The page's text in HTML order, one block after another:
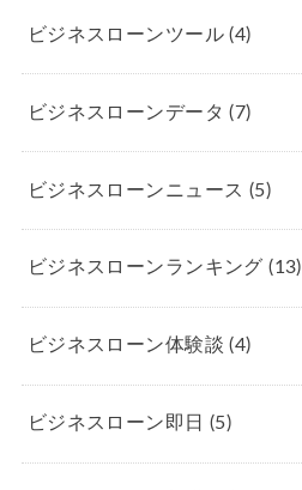
ビジネスローンツール(4)
ビジネスローンデータ(7)
ビジネスローンニュース (5)
ビジネスローンランキング(13)
ビジネスローン体験談(4)
ビジネスローン即日 (5)